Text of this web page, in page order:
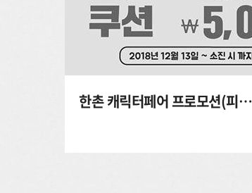
한촌 캐릭터페어 프로모션(피카츄)